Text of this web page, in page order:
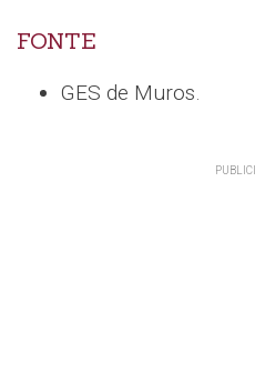
FONTE
GES de Muros.